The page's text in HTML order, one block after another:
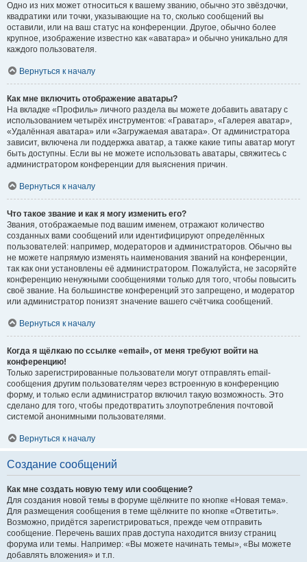
Одно из них может относиться к вашему званию, обычно это звёздочки,
квадратики или точки, указывающие на то, сколько сообщений вы
оставили, или на ваш статус на конференции. Другое, обычно более
крупное, изображение известно как «аватара» и обычно уникально для
каждого пользователя.
Вернуться к началу
Как мне включить отображение аватары?
На вкладке «Профиль» личного раздела вы можете добавить аватару с
использованием четырёх инструментов: «Граватар», «Галерея аватар»,
«Удалённая аватара» или «Загружаемая аватара». От администратора
зависит, включена ли поддержка аватар, а также какие типы аватар могут
быть доступны. Если вы не можете использовать аватары, свяжитесь с
администратором конференции для выяснения причин.
Вернуться к началу
Что такое звание и как я могу изменить его?
Звания, отображаемые под вашим именем, отражают количество
созданных вами сообщений или идентифицируют определённых
пользователей: например, модераторов и администраторов. Обычно вы
не можете напрямую изменять наименования званий на конференции,
так как они установлены её администратором. Пожалуйста, не засоряйте
конференцию ненужными сообщениями только для того, чтобы повысить
своё звание. На большинстве конференций это запрещено, и модератор
или администратор понизят значение вашего счётчика сообщений.
Вернуться к началу
Когда я щёлкаю по ссылке «email», от меня требуют войти на
конференцию!
Только зарегистрированные пользователи могут отправлять email-
сообщения другим пользователям через встроенную в конференцию
форму, и только если администратор включил такую возможность. Это
сделано для того, чтобы предотвратить злоупотребления почтовой
системой анонимными пользователями.
Вернуться к началу
Создание сообщений
Как мне создать новую тему или сообщение?
Для создания новой темы в форуме щёлкните по кнопке «Новая тема».
Для размещения сообщения в теме щёлкните по кнопке «Ответить».
Возможно, придётся зарегистрироваться, прежде чем отправить
сообщение. Перечень ваших прав доступа находится внизу страниц
форума или темы. Например: «Вы можете начинать темы», «Вы можете
добавлять вложения» и т.п.